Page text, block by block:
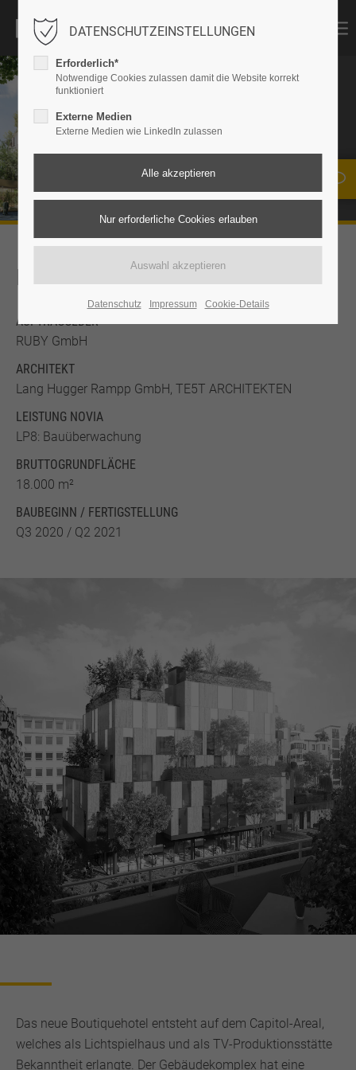
(CARRÉ BELGE)
Köln
KEYFACTS
AUFTRAGGEBER
RUBY GmbH
ARCHITEKT
Lang Hugger Rampp GmbH, TE5T ARCHITEKTEN
LEISTUNG NOVIA
LP8: Bauüberwachung
BRUTTO­GRUND­FLÄCHE
18.000 m²
BAUBEGINN / FERTIGSTELLUNG
Q3 2020 / Q2 2021
Das neue Boutiquehotel entsteht auf dem Capitol-Areal,
welches als Lichtspielhaus und als TV-Produktionsstätte
Bekanntheit erlangte. Der Gebäudekomplex hat eine
DATENSCHUTZEINSTELLUNGEN
Erforderlich*
Notwendige Cookies zulassen damit die Website korrekt
funktioniert
Externe Medien
Externe Medien wie LinkedIn zulassen
Datenschutz Impressum Cookie-Details